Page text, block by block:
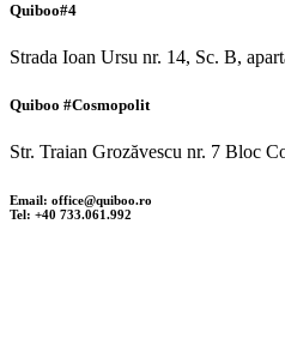
Quiboo#4
Strada Ioan Ursu nr. 14, Sc. B,
Quiboo #Cosmopolit
Str. Traian Grozăvescu nr. 7 Bloc
Email: office@quiboo.ro
Tel: +40 733.061.992